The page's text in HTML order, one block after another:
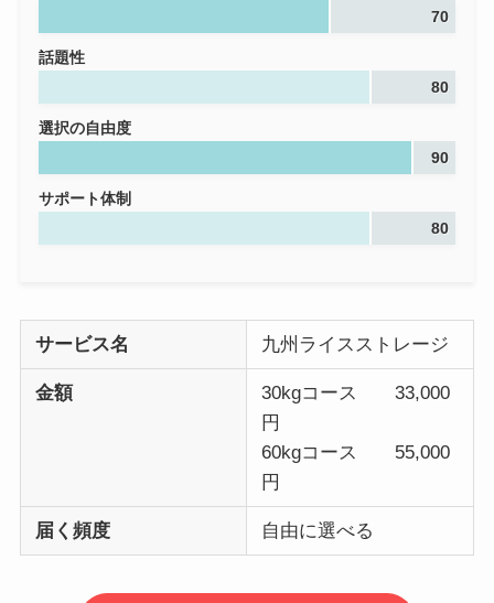
70
話題性
80
選択の自由度
90
サポート体制
80
サービス名 九州ライスストレージ
金額
30kgコース 33,000
円
60kgコース 55,000
円
届く頻度 自由に選べる